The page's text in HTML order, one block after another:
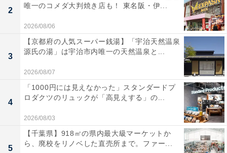
2
唯一のコメダ大判焼き店も！ 東名阪・伊...
2026/08/06
3
【京都府の人気スーパー銭湯】「宇治天然温泉
源氏の湯」は宇治市内唯一の天然温泉と...
2026/08/07
4
「1000円には見えなかった」スタンダードプ
ロダクツのリュックが「高見えする」の...
2026/08/03
5
【千葉県】918㎡の県内最大級マーケットか
ら、廃校をリノベした直売所まで。ファー...